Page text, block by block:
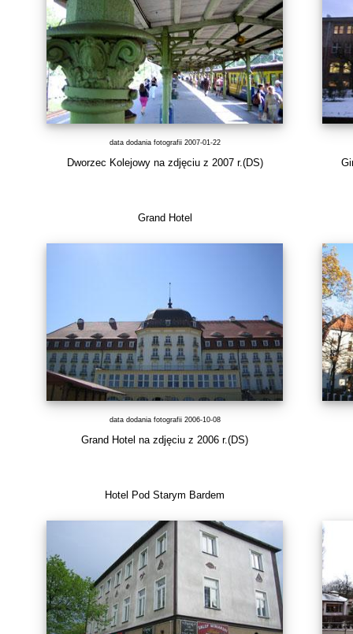
data dodania fotografii 2007-01-22
Dworzec Kolejowy na zdjęciu z 2007 r.(DS)
Grand Hotel
data dodania fotografii 2006-10-08
Grand Hotel na zdjęciu z 2006 r.(DS)
Hotel Pod Starym Bardem